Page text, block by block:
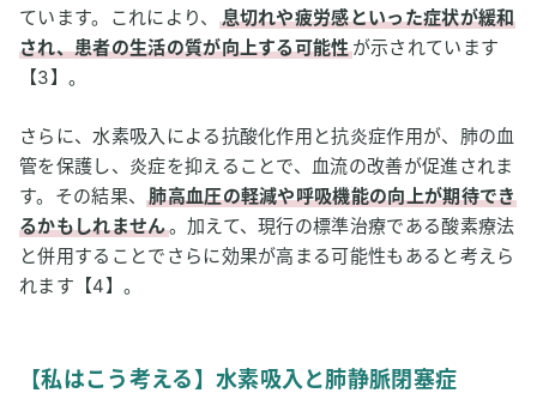
ています。これにより、
息切れや疲労感といった症状が緩和
され、患者の生活の質が向上する可能性が示されています
【3】。
さらに、水素吸入による抗酸化作用と抗炎症作用が、肺の血
管を保護し、炎症を抑えることで、血流の改善が促進されま
す。その結果、肺高血圧の軽減や呼吸機能の向上が期待でき
るかもしれません。加えて、現行の標準治療である酸素療法
と併用することでさらに効果が高まる可能性もあると考えら
れます【4】。
【私はこう考える】水素吸入と肺静脈閉塞症